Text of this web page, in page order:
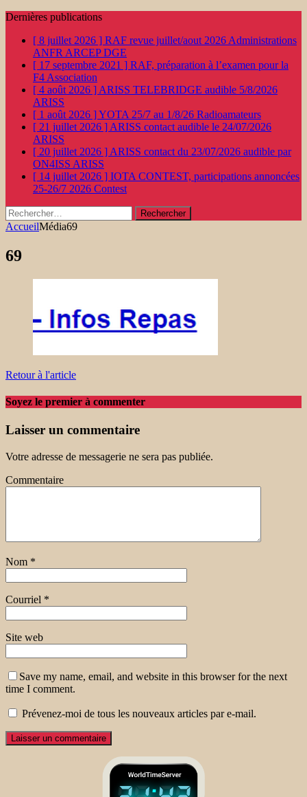
Dernières publications
[ 8 juillet 2026 ] RAF revue juillet/aout 2026 Administrations
ANFR ARCEP DGE
[ 17 septembre 2021 ] RAF, préparation à l’examen pour la
F4 Association
[ 4 août 2026 ] ARISS TELEBRIDGE audible 5/8/2026
ARISS
[ 1 août 2026 ]YOTA 25/7 au 1/8/26 Radioamateurs
[ 21 juillet 2026 ] ARISS contact audible le 24/07/2026
ARISS
[ 20 juillet 2026 ] ARISS contact du 23/07/2026 audible par
ON4ISS ARISS
[ 14 juillet 2026 ] IOTA CONTEST, participations annoncées
25-26/7 2026 Contest
Rechercher :
AccueilMédia69
69
Retour à l'article
Soyez le premier à commenter
Laisser un commentaire
Votre adresse de messagerie ne sera pas publiée.
Commentaire
Nom *
Courriel *
Site web
Save my name, email, and website in this browser for the next
time I comment.
Prévenez-moi de tous les nouveaux articles par e-mail.